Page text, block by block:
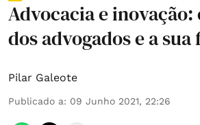
Advocacia e
dos advogados e a
Pilar Galeote
Publicado a: 09 Junho 2021, 22:26